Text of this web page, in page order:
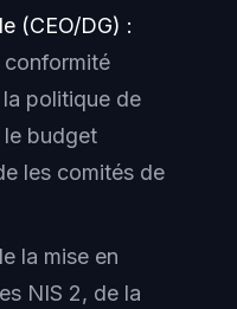
(CEO/DG) :
politique de
le budget
les comités de
la mise en
NIS 2, de la